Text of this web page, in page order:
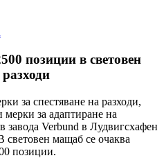
позиции в световен
за спестяване на разходи,
за адаптиране на
завода Verbund в Лудвигсхафен
мащаб се очаква
позиции.